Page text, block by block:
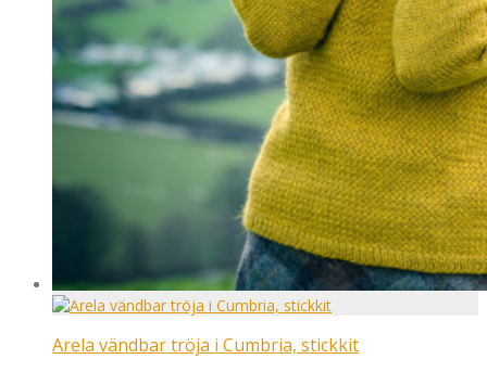
Arela vändbar tröja i Cumbria, stickkit